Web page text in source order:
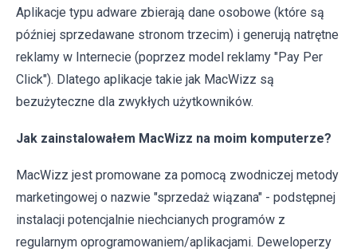
Aplikacje typu adware zbierają dane osobowe (które są
później sprzedawane stronom trzecim) i generują natrętne
reklamy w Internecie (poprzez model reklamy "Pay Per
Click"). Dlatego aplikacje takie jak MacWizz są
bezużyteczne dla zwykłych użytkowników.
Jak zainstalowałem MacWizz na moim komputerze?
MacWizz jest promowane za pomocą zwodniczej metody
marketingowej o nazwie "sprzedaż wiązana" - podstępnej
instalacji potencjalnie niechcianych programów z
regularnym oprogramowaniem/aplikacjami. Deweloperzy